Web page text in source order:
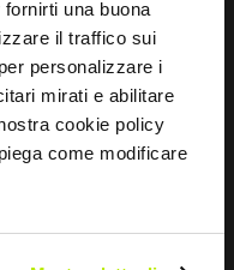
una buona
il traffico sui
personalizzare i
mirati e abilitare
cookie policy
come modificare